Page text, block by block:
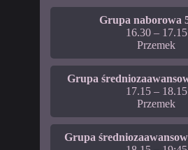
Grupa naborowa
16.30 – 17.15
Przemek
Grupa
17.15 – 18.15
Przemek
Grupa